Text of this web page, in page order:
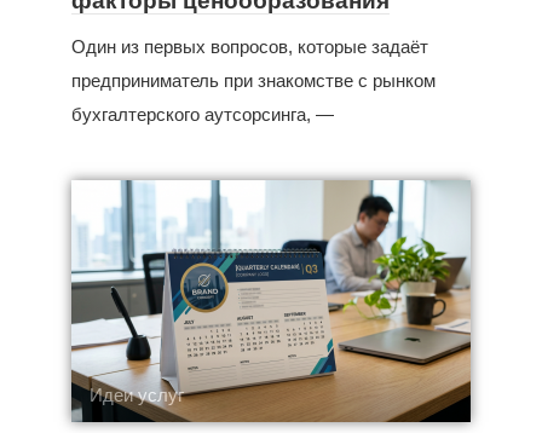
Один из первых вопросов, которые задаёт
предприниматель при знакомстве с рынком
бухгалтерского аутсорсинга, —
Идеи услуг